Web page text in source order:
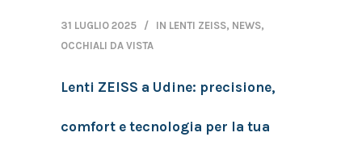
31 LUGLIO 2025 IN LENTI ZEISS, NEWS,
OCCHIALI DA VISTA
Lenti ZEISS a Udine: precisione,
comfort e tecnologia per la tua